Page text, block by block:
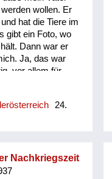
wollen. Er
hat die Tiere im
gibt ein Foto, wo
Dann war er
Ja, das war
vor allem für
da, und der
da war mein
erzogen, und
Mann werden.
24.
Nachkriegszeit